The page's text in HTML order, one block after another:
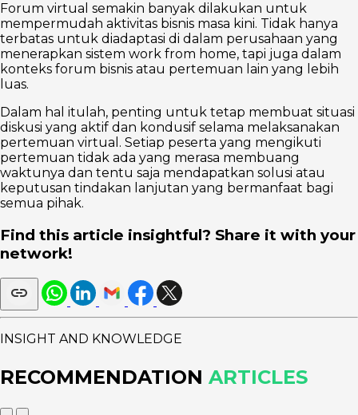
Forum virtual semakin banyak dilakukan untuk
mempermudah aktivitas bisnis masa kini. Tidak hanya
terbatas untuk diadaptasi di dalam perusahaan yang
menerapkan sistem work from home, tapi juga dalam
konteks forum bisnis atau pertemuan lain yang lebih
luas.
Dalam hal itulah, penting untuk tetap membuat situasi
diskusi yang aktif dan kondusif selama melaksanakan
pertemuan virtual. Setiap peserta yang mengikuti
pertemuan tidak ada yang merasa membuang
waktunya dan tentu saja mendapatkan solusi atau
keputusan tindakan lanjutan yang bermanfaat bagi
semua pihak.
Find this article insightful? Share it with your
network!
INSIGHT AND KNOWLEDGE
RECOMMENDATION ARTICLES